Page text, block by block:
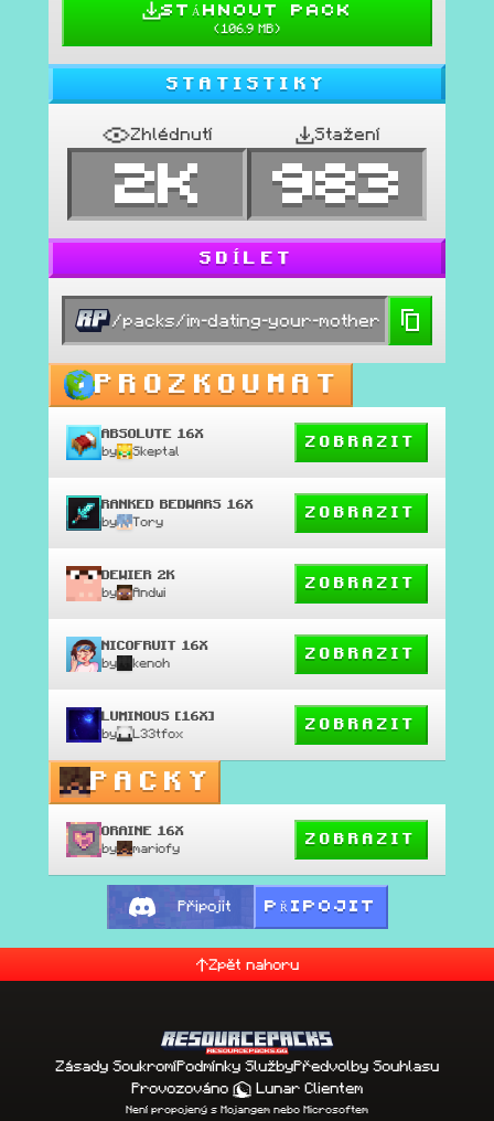
STÁHNOUT PACK
(106.9 MB)
STATISTIKY
Zhlédnutí
2K
Stažení
983
SDÍLET
/packs/im-dating-your-mother
PROZKOUMAT
ABSOLUTE 16X
by Skeptal
ZOBRAZIT
RANKED BEDWARS 16X
by Tory
ZOBRAZIT
DEWIER 2K
by Andwi
ZOBRAZIT
NICOFRUIT 16X
by kenoh
ZOBRAZIT
LUMINOUS [16X]
by L33tfox
ZOBRAZIT
PACKY
ORAINE 16X
by mariofy
ZOBRAZIT
Připojit PŘIPOJIT
Zpět nahoru
Zásady SoukromíPodmínky SlužbyPředvolby Souhlasu
Provozováno
Lunar Clientem
Není propojený s Mojangem nebo Microsoftem